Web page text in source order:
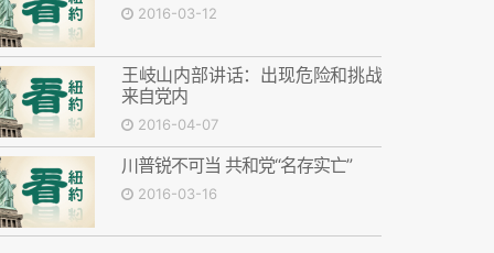
2016-03-12
王岐山内部讲话：出现危险和挑战
来自党内
2016-04-07
川普锐不可当 共和党“名存实亡”
2016-03-16